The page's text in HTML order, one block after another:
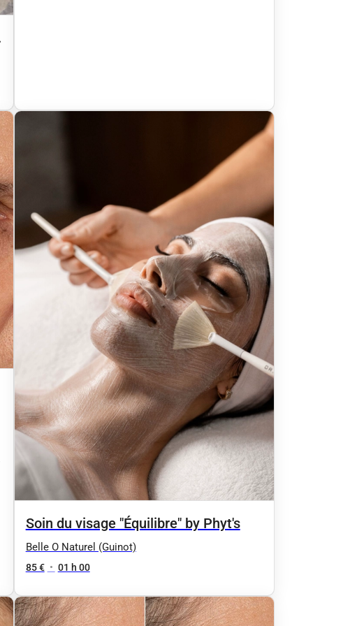
Soin du visage "Équilibre" by Phyt's
Belle O Naturel (Guinot)
85 € • 01 h 00